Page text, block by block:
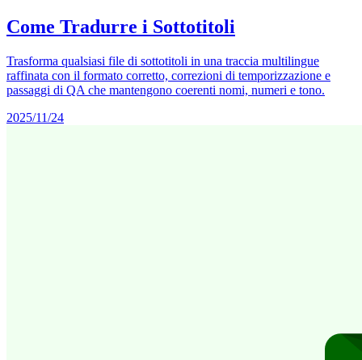
Come Tradurre i Sottotitoli
Trasforma qualsiasi file di sottotitoli in una traccia multilingue
raffinata con il formato corretto, correzioni di temporizzazione e
passaggi di QA che mantengono coerenti nomi, numeri e tono.
2025/11/24